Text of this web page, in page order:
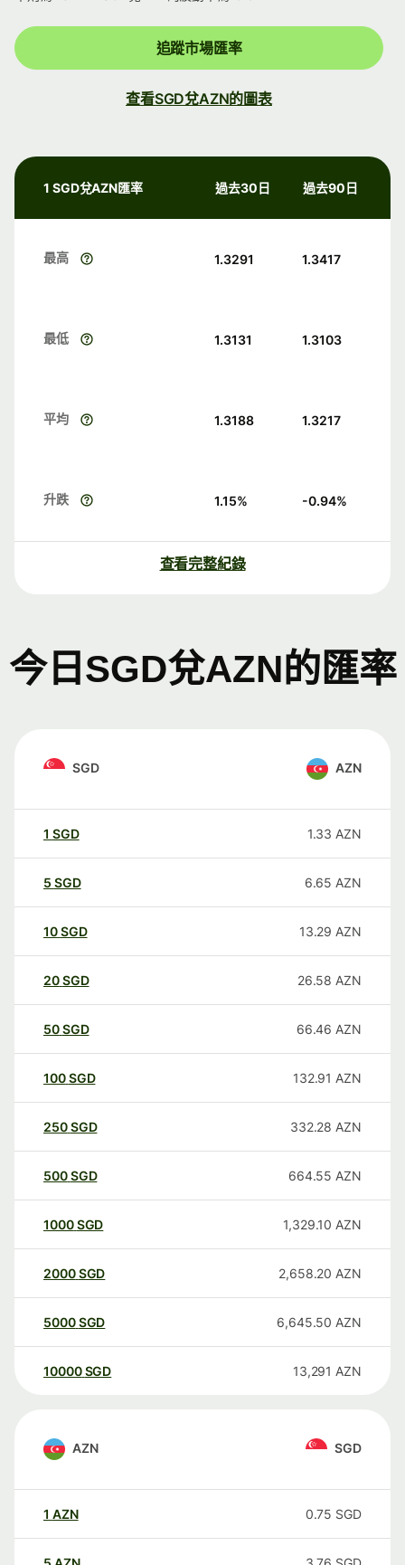
追蹤市場匯率
查看SGD兌AZN的圖表
1 SGD兌AZN匯率 過去30日 過去90日
最高 1.3291 1.3417
最低 1.3131 1.3103
平均 1.3188 1.3217
升跌 1.15% -0.94%
查看完整紀錄
今日SGD兌AZN的匯率
SGD AZN
1 SGD 1.33 AZN
5 SGD 6.65 AZN
10SGD 13.29 AZN
20SGD 26.58 AZN
50SGD 66.46 AZN
100SGD 132.91 AZN
250SGD 332.28 AZN
500SGD 664.55 AZN
1000SGD 1,329.10 AZN
2000SGD 2,658.20 AZN
5000SGD 6,645.50 AZN
10000 SGD 13,291 AZN
AZN SGD
1 AZN 0.75 SGD